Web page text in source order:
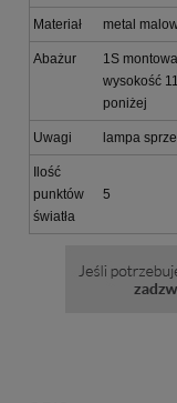
Materiał metal
Abażur
1S
wysokość
poniżej
Uwagi lampa
Ilość
punktów
światła
5